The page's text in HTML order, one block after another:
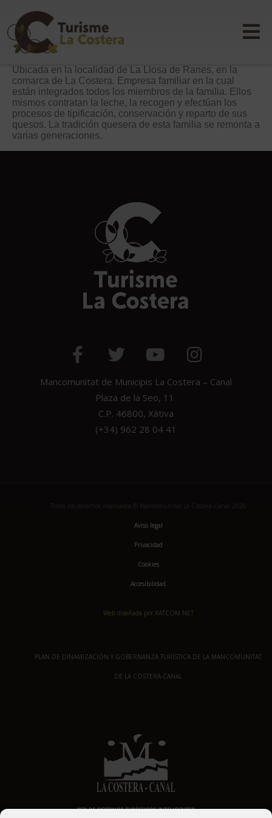
Ubicada en la localidad de La Llosa de Ranes, en la
comarca de La Costera. Empresa familiar en la cual
están integrados todos los miembros de la familia. Ellos
mismos contratan la leche, la recogen y efectúan los
procesos de tipificación, conservación y reparto de sus
quesos. La tradición quesera de esta familia se remonta a
varias generaciones.
Mancomunitat de Municipis La Costera – Canal
Plaza de la Seo, 11
C.P. 46800, Xàtiva
(+34) 962 28 04 41
Aviso legal
Privacidad
Cookies
Accesibilidad
Web diseñada por XATCOM.NET
PLAN DE DINAMIZACIÓN Y GOBERNANZA TURÍSTICA DE LA MANCOMUNITAT
DE LA COSTERA-CANAL